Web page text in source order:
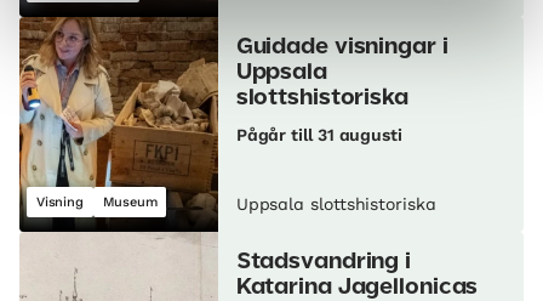
Visning Museum
Guidade visningar i
Uppsala
slottshistoriska
Pågår till 31 augusti
Uppsala slottshistoriska
Stadsvandring i
Katarina Jagellonicas